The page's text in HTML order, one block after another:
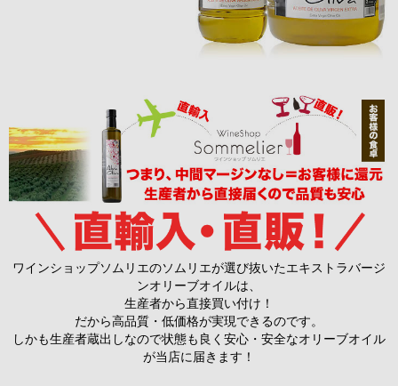
ワインショップソムリエのソムリエが選び抜いたエキストラバージ
ンオリーブオイルは、
生産者から直接買い付け！
だから高品質・低価格が実現できるのです。
しかも生産者蔵出しなので状態も良く安心・安全なオリーブオイル
が当店に届きます！